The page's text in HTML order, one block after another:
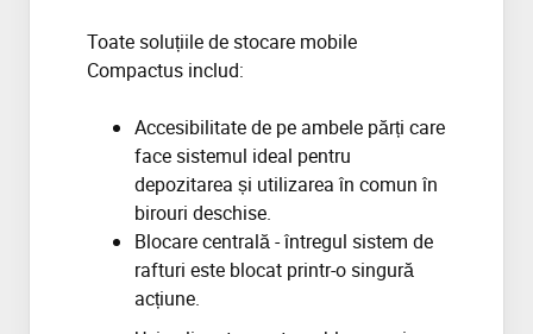
Toate soluțiile de stocare mobile
Compactus includ:
Accesibilitate de pe ambele părți care
face sistemul ideal pentru
depozitarea și utilizarea în comun în
birouri deschise.
Blocare centrală - întregul sistem de
rafturi este blocat printr-o singură
acțiune.